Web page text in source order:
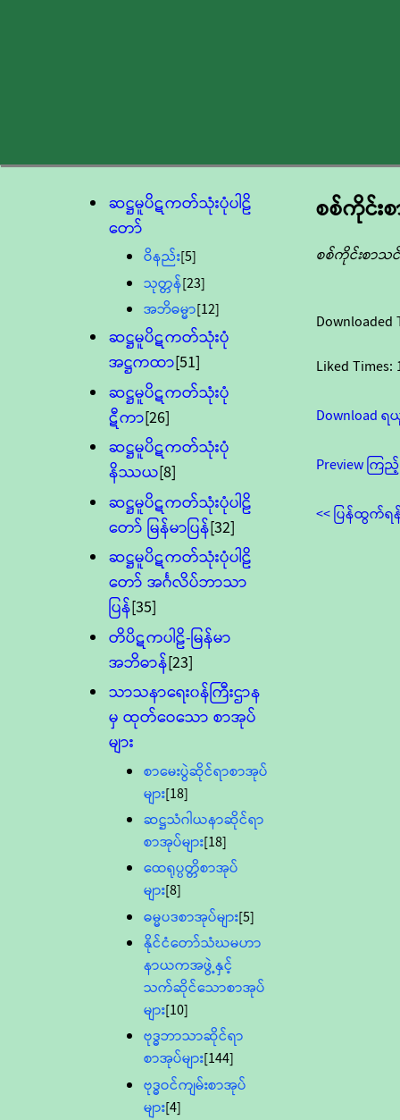
ဆဋ္ဌမူပိဋကတ်သုံးပုံပါဠိ
တော်
ဝိနည်း[5]
သုတ္တန်[23]
အဘိဓမ္မာ[12]
ဆဋ္ဌမူပိဋကတ်သုံးပုံ
အဋ္ဌကထာ[51]
ဆဋ္ဌမူပိဋကတ်သုံးပုံ
ဋီကာ[26]
ဆဋ္ဌမူပိဋကတ်သုံးပုံ
နိဿယ[8]
ဆဋ္ဌမူပိဋကတ်သုံးပုံပါဠိ
တော် မြန်မာပြန်[32]
ဆဋ္ဌမူပိဋကတ်သုံးပုံပါဠိ
တော် အင်္ဂလိပ်ဘာသာ
ပြန်[35]
တိပိဋကပါဠိ-မြန်မာ
အဘိဓာန်[23]
သာသနာရေး၀န်ကြီးဌာန
မှ ထုတ်ဝေသော စာအုပ်
များ
စာမေးပွဲဆိုင်ရာစာအုပ်
များ[18]
ဆဋ္ဌသံဂါယနာဆိုင်ရာ
စာအုပ်များ[18]
ထေရုပ္ပတ္တိစာအုပ်
များ[8]
ဓမ္မပဒစာအုပ်များ[5]
နိုင်ငံတော်သံဃမဟာ
နာယကအဖွဲ့နှင့်
သက်ဆိုင်သောစာအုပ်
များ[10]
ဗုဒ္ဓဘာသာဆိုင်ရာ
စာအုပ်များ[144]
ဗုဒ္ဓဝင်ကျမ်းစာအုပ်
များ[4]
စစ်ကိုင်း
စစ်ကိုင်းစာ
Downloaded
Liked Times:
Download
Preview ကြ
<< ပြန်ထွက်ရ